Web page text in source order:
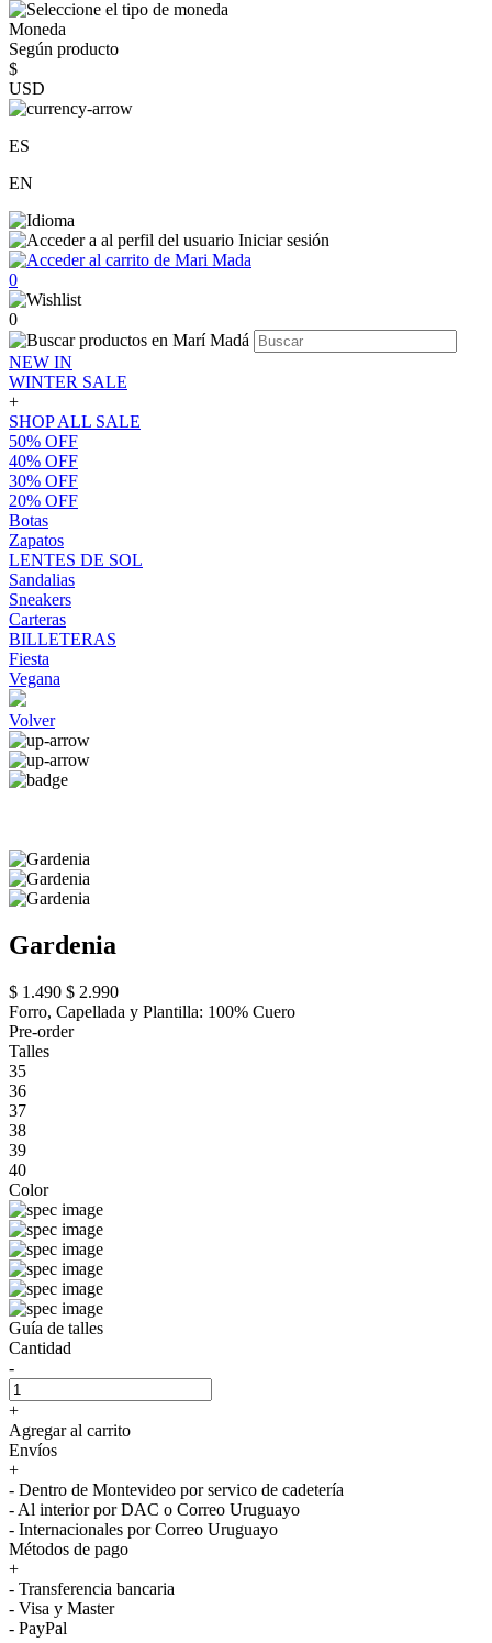
Moneda
Según producto
$
USD
ES
EN
Iniciar sesión
0
0
NEW IN
WINTER SALE
+
SHOP ALL SALE
50% OFF
40% OFF
30% OFF
20% OFF
Botas
Zapatos
LENTES DE SOL
Sandalias
Sneakers
Carteras
BILLETERAS
Fiesta
Vegana
Volver
Gardenia
$ 1.490 $ 2.990
Forro, Capellada y Plantilla: 100% Cuero
Pre-order
Talles
35
36
37
38
39
40
Color
Guía de talles
Cantidad
-
+
Agregar al carrito
Envíos
+
- Dentro de Montevideo por servico de cadetería
- Al interior por DAC o Correo Uruguayo
- Internacionales por Correo Uruguayo
Métodos de pago
+
- Transferencia bancaria
- Visa y Master
- PayPal